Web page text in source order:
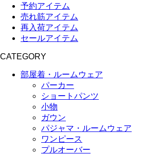
予約アイテム
売れ筋アイテム
再入荷アイテム
セールアイテム
CATEGORY
部屋着・ルームウェア
パーカー
ショートパンツ
小物
ガウン
パジャマ・ルームウェア
ワンピース
プルオーバー